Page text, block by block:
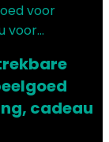
cadeau